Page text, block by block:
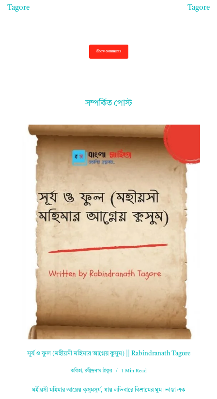
Tagore
Tagore
Show comments
সম্পর্কিত পোস্ট
সূর্য ও ফুল (মহীয়সী মহিমার আগ্নেয় কুসুম) || Rabindranath Tagore
কবিতা,রবীন্দ্রনাথ ঠাকুর 1 Min Read
মহীয়সী মহিমার আগ্নেয় কুসুমসূর্য, ধায় লভিবারে বিশ্রামের ঘুম।ভাঙা এক